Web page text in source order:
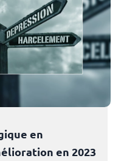
en
en 2023